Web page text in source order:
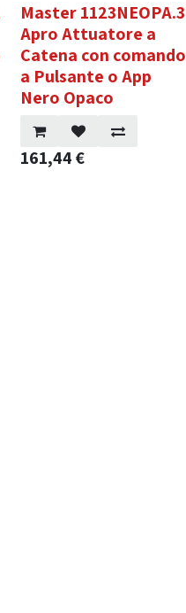
Master 1123NEOPA.3
Apro Attuatore a
Catena con comando
a Pulsante o App
Nero Opaco
161,44€